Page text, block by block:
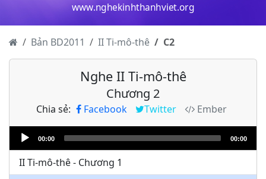
www.nghekinhthanhviet.org
Bản BD2011 II Ti-mô-thê C2
Nghe II Ti-mô-thê
Chương 2
Chia sẻ: Facebook Twitter
Ember
Audio
Player
00:00 00:00
II Ti-mô-thê - Chương 1